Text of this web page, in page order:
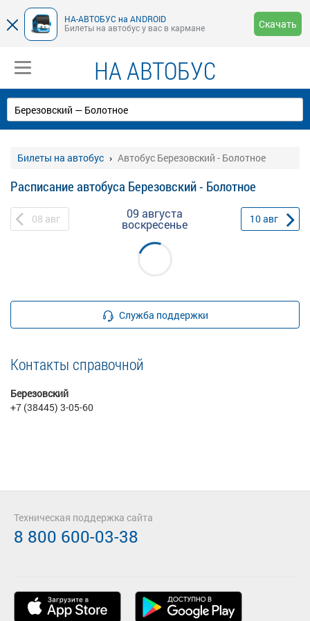
НА-АВТОБУС на ANDROID
Билеты на автобус у вас в кармане
Скачать
НА АВТОБУС
Билеты на автобус Автобус Березовский - Болотное
Расписание автобуса Березовский - Болотное
08 авг 09 августа
воскресенье 10авг
Служба поддержки
Контакты справочной
Березовский
+7 (38445) 3-05-60
Техническая поддержка сайта
8 800 600-03-38